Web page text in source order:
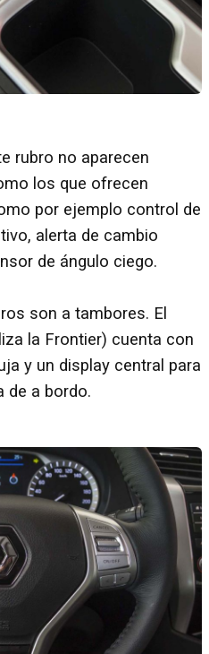
rubro no aparecen
los que ofrecen
por ejemplo control de
alerta de cambio
de ángulo ciego.
son a tambores. El
la Frontier) cuenta con
y un display central para
de a bordo.